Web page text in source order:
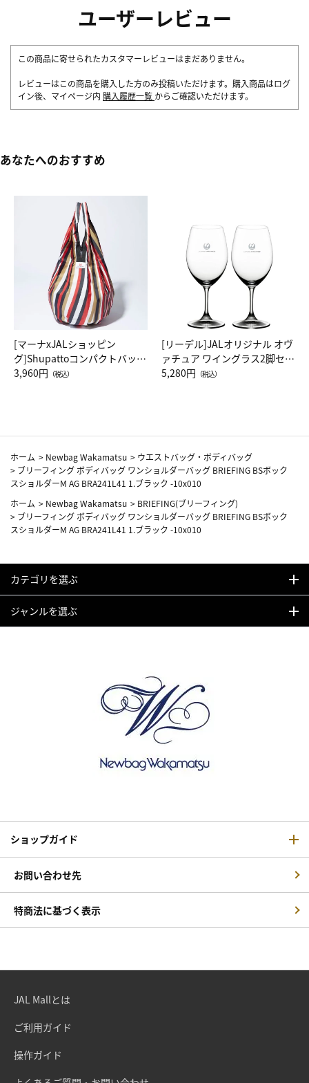
ユーザーレビュー
この商品に寄せられたカスタマーレビューはまだありません。
レビューはこの商品を購入した方のみ投稿いただけます。購入商品はログ
イン後、マイページ内 購入履歴一覧 からご確認いただけます。
あなたへのおすすめ
[マーナxJALショッピン
グ]Shupattoコンパクトバッグ
Drop JAL客室乗務員（LC）ス
3,960円 （税込）
[リーデル]JALオリジナル オヴ
ァチュア ワイングラス2脚セッ
ト（レッドワイン）
5,280円 （税込）
ホーム > Newbag Wakamatsu > ウエストバッグ・ボディバッグ
> ブリーフィング ボディバッグ ワンショルダーバッグ BRIEFING BSボック
スショルダーM AG BRA241L41 1.ブラック -10x010
ホーム > Newbag Wakamatsu > BRIEFING(ブリーフィング)
> ブリーフィング ボディバッグ ワンショルダーバッグ BRIEFING BSボック
スショルダーM AG BRA241L41 1.ブラック -10x010
カテゴリを選ぶ
ジャンルを選ぶ
ショップガイド
お問い合わせ先
特商法に基づく表示
JAL Mallとは
ご利用ガイド
操作ガイド